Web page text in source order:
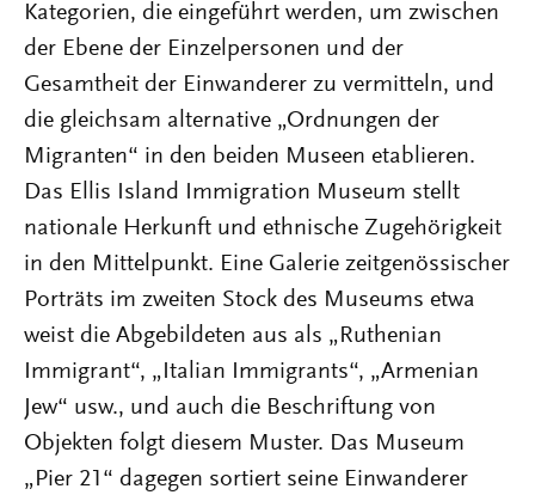
Kategorien, die eingeführt werden, um zwischen
der Ebene der Einzelpersonen und der
Gesamtheit der Einwanderer zu vermitteln, und
die gleichsam alternative „Ordnungen der
Migranten“ in den beiden Museen etablieren.
Das Ellis Island Immigration Museum stellt
nationale Herkunft und ethnische Zugehörigkeit
in den Mittelpunkt. Eine Galerie zeitgenössischer
Porträts im zweiten Stock des Museums etwa
weist die Abgebildeten aus als „Ruthenian
Immigrant“, „Italian Immigrants“, „Armenian
Jew“ usw., und auch die Beschriftung von
Objekten folgt diesem Muster. Das Museum
„Pier 21“ dagegen sortiert seine Einwanderer